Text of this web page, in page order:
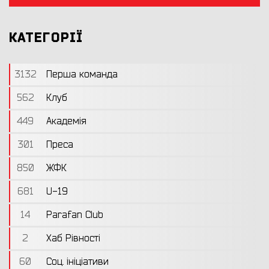
КАТЕГОРІЇ
3132
Перша команда
562
Клуб
449
Академія
301
Преса
850
ЖФК
681
U-19
14
Parafan Club
2
Хаб Рівності
60
Соц. ініціативи